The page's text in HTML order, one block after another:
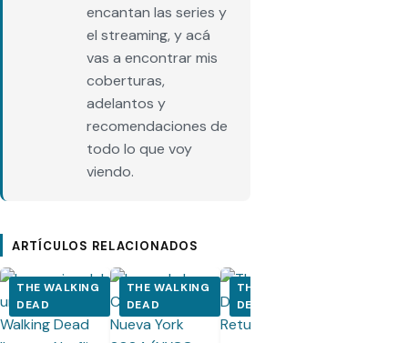
encantan las series y
el streaming, y acá
vas a encontrar mis
coberturas,
adelantos y
recomendaciones de
todo lo que voy
viendo.
ARTÍCULOS RELACIONADOS
THE WALKING
DEAD
THE WALKING
DEAD
THE WALKING
DEAD